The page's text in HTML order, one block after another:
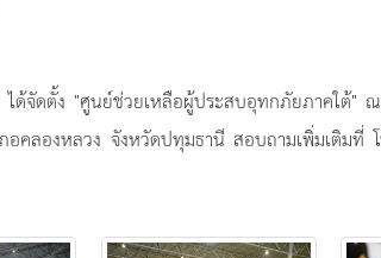
ด้จัดตั้ง "ศูนย์ช่วยเหลือผู้ประสบอุทกภัยภาคใต้"
คลองหลวง จังหวัดปทุมธานี สอบถามเพิ่มเติมที่